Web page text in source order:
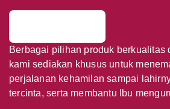
Berbagai pilihan produk berkualitas
kami sediakan khusus untuk
perjalanan kehamilan sampai
tercinta, serta membantu Ibu